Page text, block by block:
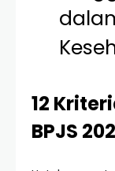
12
BPJS